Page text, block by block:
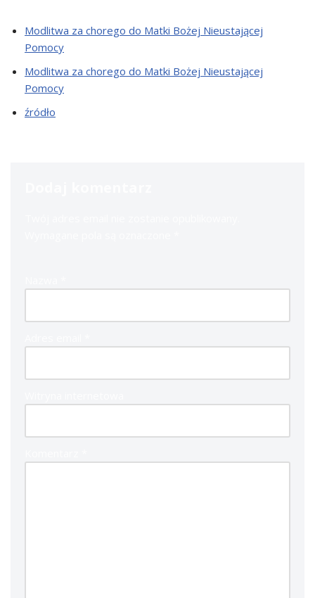
Modlitwa za chorego do Matki Bożej Nieustającej
Pomocy
Modlitwa za chorego do Matki Bożej Nieustającej
Pomocy
źródło